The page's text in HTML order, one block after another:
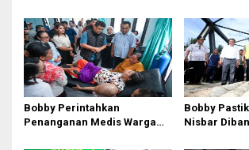
Bobby Perintahkan
Penanganan Medis Warga
Bobby
Nisbar